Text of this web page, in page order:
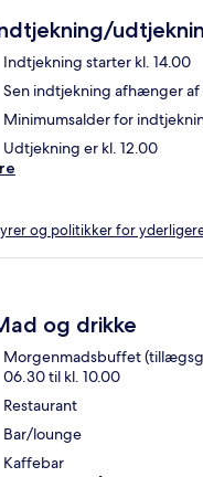
Indtjekning starter kl. 14.00
Sen indtjekning afhænger
Minimumsalder for
Udtjekning er kl. 12.00
og politikker for
og drikke
Morgenmadsbuffet
06.30 til kl. 10.00
Restaurant
Bar/lounge
Kaffebar